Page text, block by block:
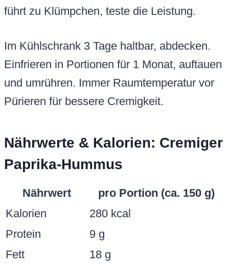
führt zu Klümpchen, teste die Leistung.
Im Kühlschrank 3 Tage haltbar, abdecken.
Einfrieren in Portionen für 1 Monat, auftauen
und umrühren. Immer Raumtemperatur vor
Pürieren für bessere Cremigkeit.
Nährwerte & Kalorien: Cremiger
Paprika-Hummus
Nährwert
pro Portion (ca. 150 g)
Kalorien
280 kcal
Protein
9 g
Fett
18 g